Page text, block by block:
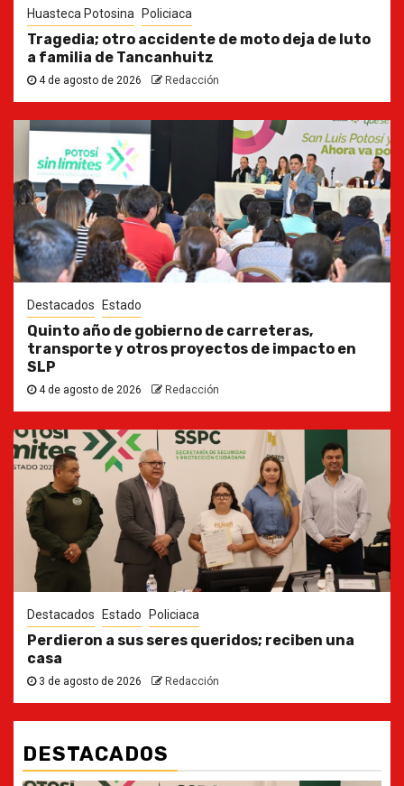
Huasteca Potosina Policiaca
Tragedia; otro accidente de moto deja de luto
a familia de Tancanhuitz
4 de agosto de 2026 Redacción
Destacados Estado
Quinto año de gobierno de carreteras,
transporte y otros proyectos de impacto en
SLP
4 de agosto de 2026 Redacción
Destacados Estado Policiaca
Perdieron a sus seres queridos; reciben una
casa
3 de agosto de 2026 Redacción
DESTACADOS